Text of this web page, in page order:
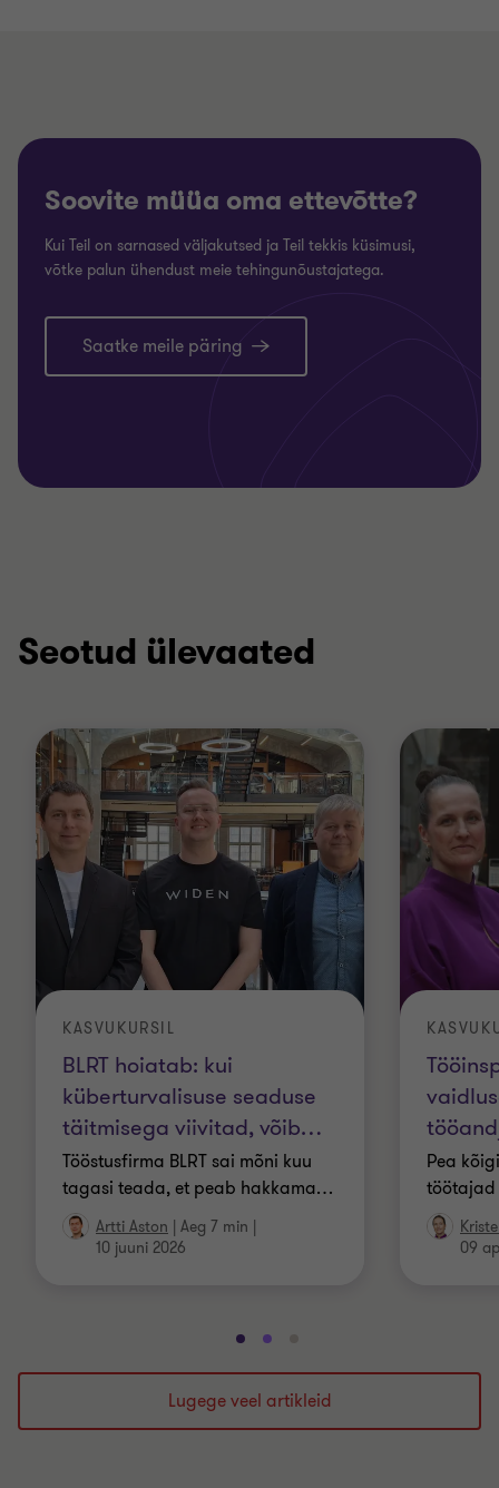
Soovite müüa oma ettevõtte?
Kui Teil on sarnased väljakutsed ja Teil tekkis küsimusi,
võtke palun ühendust meie tehingunõustajatega.
Saatke meile päring
Seotud ülevaated
BLRT hoiatab: kui
küberturvalisuse seaduse
täitmisega viivitad, võib…
KASVUKURSIL
Tööstusfirma BLRT sai mõni kuu
tagasi teada, et peab hakkama…
Artti Aston | Aeg 7 min |
10 juuni 2026
Pea
töötajad
09
Mine
slaidile
1
/
Mine
slaidile
2
/
slaidile
3
/
Lugege veel artikleid